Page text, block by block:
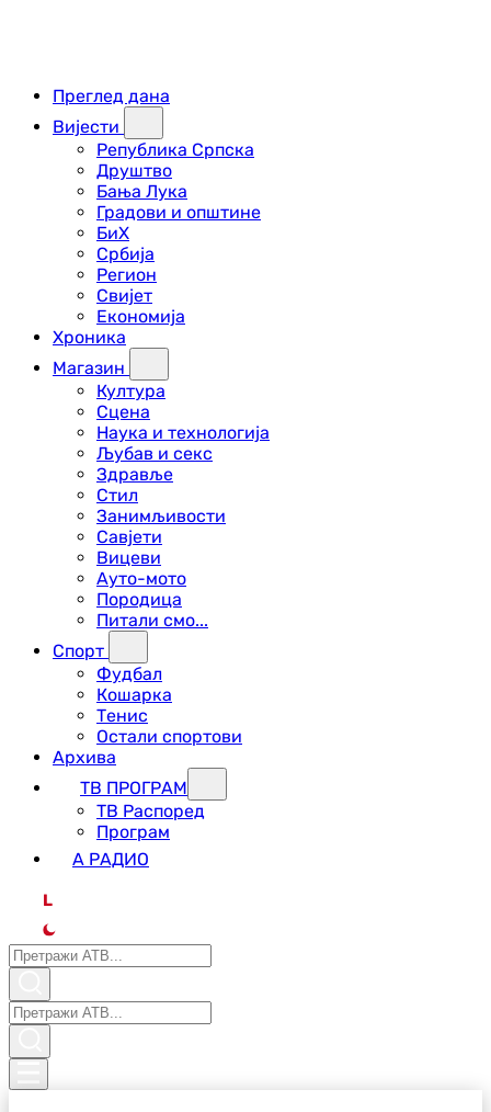
Преглед дана
Вијести
Република Српска
Друштво
Бања Лука
Градови и општине
БиХ
Србија
Регион
Свијет
Економија
Хроника
Магазин
Култура
Сцена
Наука и технологија
Љубав и секс
Здравље
Стил
Занимљивости
Савјети
Вицеви
Ауто-мото
Породица
Питали смо...
Спорт
Фудбал
Кошарка
Тенис
Остали спортови
Архива
ТВ ПРОГРАМ
ТВ Распоред
Програм
А РАДИО
L